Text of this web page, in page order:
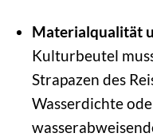
Materialqualität
Kulturbeutel
Strapazen des
Wasserdichte